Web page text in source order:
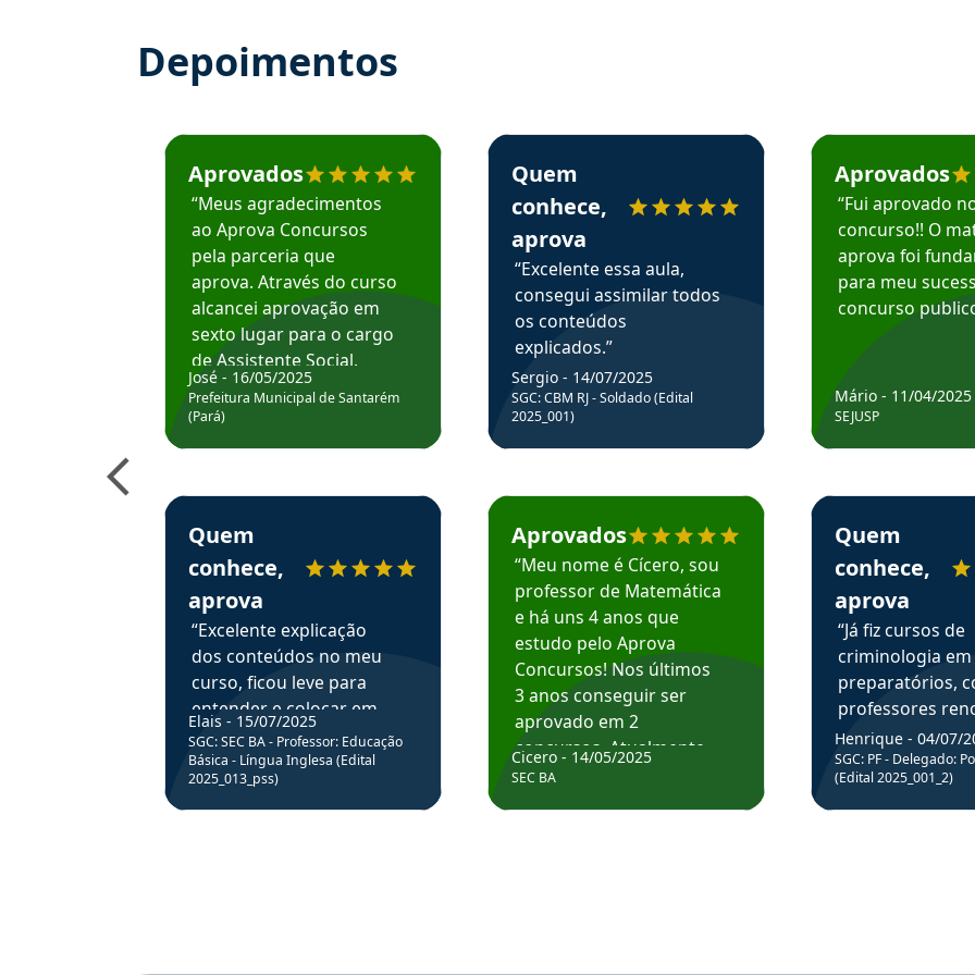
Depoimentos
Estudante José recomenda o Aprova Concursos em depoimento
Aprovados
“Meus agradecimentos
ao Aprova Concursos
pela parceria que
aprova. Através do curso
alcancei aprovação em
sexto lugar para o cargo
de Assistente Social.
Hoje estou atuando na
Prefeitura de Santarém.
José - 16/05/2025
Prefeitura Municipal de Santarém
(Pará)
Estudante Elais recomenda o Aprova Concursos em depoimento
Quem
conhece,
aprova
“Excelente explicação
dos conteúdos no meu
curso, ficou leve para
entender e colocar em
prática através da
resolução de questões.”
Elais - 15/07/2025
SGC: SEC BA - Professor: Educação
Básica - Língua Inglesa (Edital
2025_013_pss)
Estudante Sergio recomenda o Aprova Concursos em depoimento
Quem
conhece,
aprova
“Excelente essa aula,
consegui assimilar todos
os conteúdos
explicados.”
Sergio - 14/07/2025
SGC: CBM RJ - Soldado (Edital
2025_001)
Estudante Cicero recomenda o Aprova Concursos em depoimento
Aprovados
“Meu nome é Cícero, sou
professor de Matemática
e há uns 4 anos que
estudo pelo Aprova
Concursos! Nos últimos
3 anos conseguir ser
aprovado em 2
concursos. Atualmente,
estou atuando como
Cicero - 14/05/2025
SEC BA
Estudante Mário
Aprovados
“Fui aprovado
concurso!! O
aprova foi
para meu
concurso
Mário - 11/04/2025
SEJUSP
Estudante Henrique
Quem
conhece,
aprova
“Já fiz cursos de
criminologia em
preparatórios,
professores
fiz curso em pós
graduação.
Professor do
sem dúvida, o
Henrique - 04/07/
SGC: PF - Delegado:
(Edital 2025_001_2)